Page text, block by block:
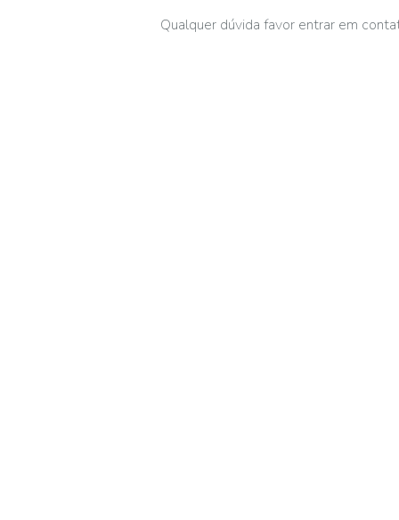
Qualquer dúvida favor entrar em